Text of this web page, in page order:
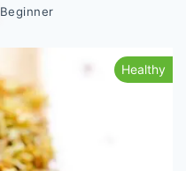
Beginner
Healthy